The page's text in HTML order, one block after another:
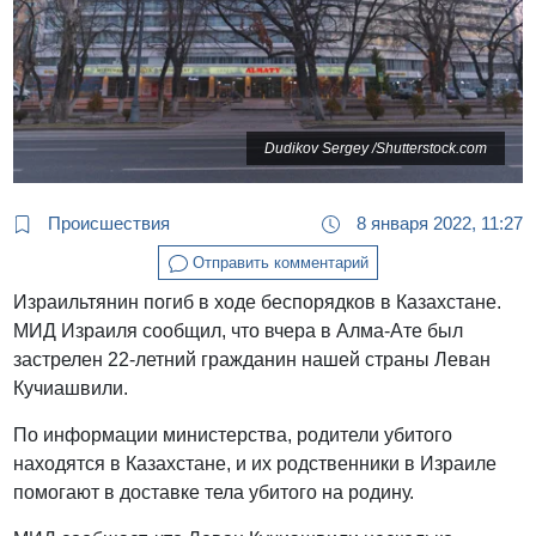
Dudikov Sergey /Shutterstock.com
Происшествия 8 января 2022, 11:27
Отправить комментарий
Израильтянин погиб в ходе беспорядков в Казахстане.
МИД Израиля сообщил, что вчера в Алма-Ате был
застрелен 22-летний гражданин нашей страны Леван
Кучиашвили.
По информации министерства, родители убитого
находятся в Казахстане, и их родственники в Израиле
помогают в доставке тела убитого на родину.